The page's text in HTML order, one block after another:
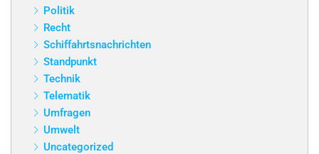
Politik
Recht
Schiffahrtsnachrichten
Standpunkt
Technik
Telematik
Umfragen
Umwelt
Uncategorized